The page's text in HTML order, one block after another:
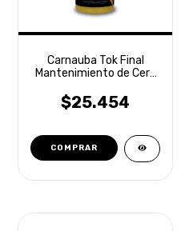
Carnauba Tok Final
Mantenimiento de Cera
$25.454